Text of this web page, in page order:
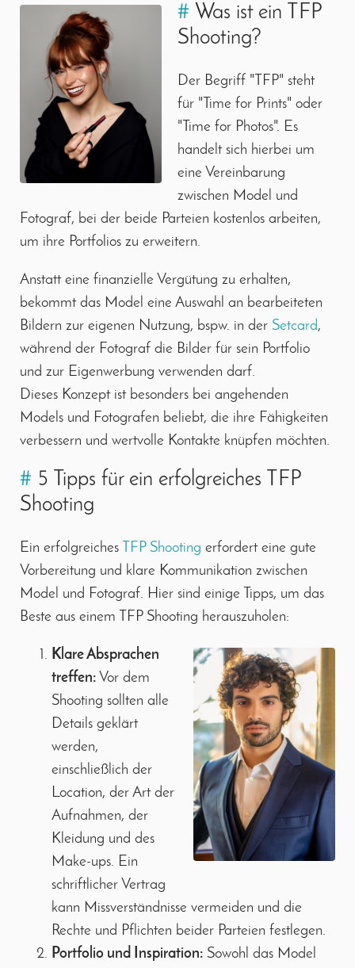
# Was ist ein TFP
Shooting?
Der Begriff "TFP" steht
für "Time for Prints" oder
"Time for Photos". Es
handelt sich hierbei um
eine Vereinbarung
zwischen Model und
Fotograf, bei der beide Parteien kostenlos arbeiten,
um ihre Portfolios zu erweitern.
Anstatt eine finanzielle Vergütung zu erhalten,
bekommt das Model eine Auswahl an bearbeiteten
Bildern zur eigenen Nutzung, bspw. in der Setcard,
während der Fotograf die Bilder für sein Portfolio
und zur Eigenwerbung verwenden darf.
Dieses Konzept ist besonders bei angehenden
Models und Fotografen beliebt, die ihre Fähigkeiten
verbessern und wertvolle Kontakte knüpfen möchten.
# 5 Tipps für ein erfolgreiches TFP
Shooting
Ein erfolgreiches TFP Shooting erfordert eine gute
Vorbereitung und klare Kommunikation zwischen
Model und Fotograf. Hier sind einige Tipps, um das
Beste aus einem TFP Shooting herauszuholen:
Klare Absprachen
treffen: Vor dem
Shooting sollten alle
Details geklärt
werden,
einschließlich der
Location, der Art der
Aufnahmen, der
Kleidung und des
Make-ups. Ein
schriftlicher Vertrag
kann Missverständnisse vermeiden und die
Rechte und Pflichten beider Parteien festlegen.
Portfolio und Inspiration: Sowohl das Model